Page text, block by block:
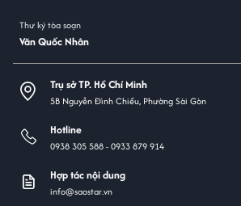
Thư ký tòa soạn
Văn Quốc Nhân
Trụ sở TP. Hồ Chí Minh
5B Nguyễn Đình Chiểu, Phường Sài Gòn
Hotline
0938 305 588 -0933 879 914
Hợp tác nội dung
info@saostar.vn